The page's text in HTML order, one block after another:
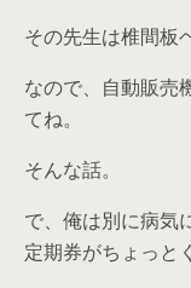
その先生は椎間板
なので、自動販売
てね。
そんな話。
で、俺は別に病気
定期券がちょっと